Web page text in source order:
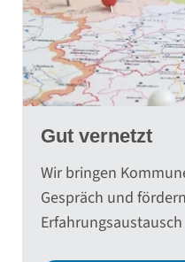
Gut vernetzt
Wir bringen
Gespräch und
Erfahrungsaustausch